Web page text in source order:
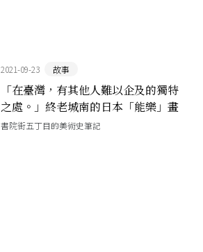
2021-09-23 故事
「在臺灣，有其他人難以企及的獨特
之處。」終老城南的日本「能樂」畫
師武部竹令
書院街五丁目的美術史筆記